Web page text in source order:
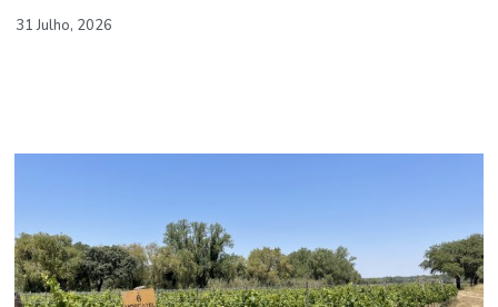
31 Julho, 2026